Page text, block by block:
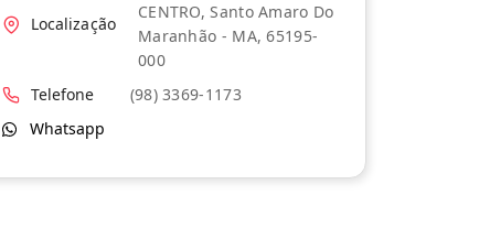
Localização
CENTRO, Santo Amaro Do
Maranhão - MA, 65195-
000
Telefone
(98) 3369-1173
Whatsapp